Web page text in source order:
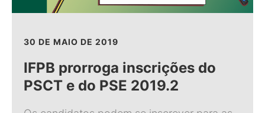
30 DE MAIO DE 2019
IFPB prorroga inscrições do
PSCT e do PSE 2019.2